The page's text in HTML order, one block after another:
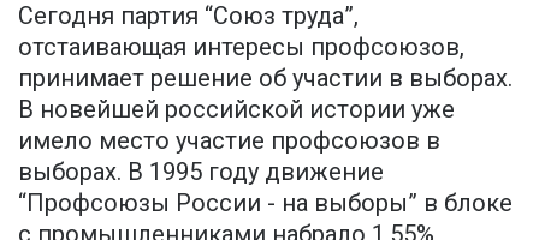
Сегодня партия “Союз труда”,
отстаивающая интересы профсоюзов,
принимает решение об участии в выборах.
В новейшей российской истории уже
имело место участие профсоюзов в
выборах. В 1995 году движение
“Профсоюзы России - на выборы” в блоке
с промышленниками набрало 1,55%